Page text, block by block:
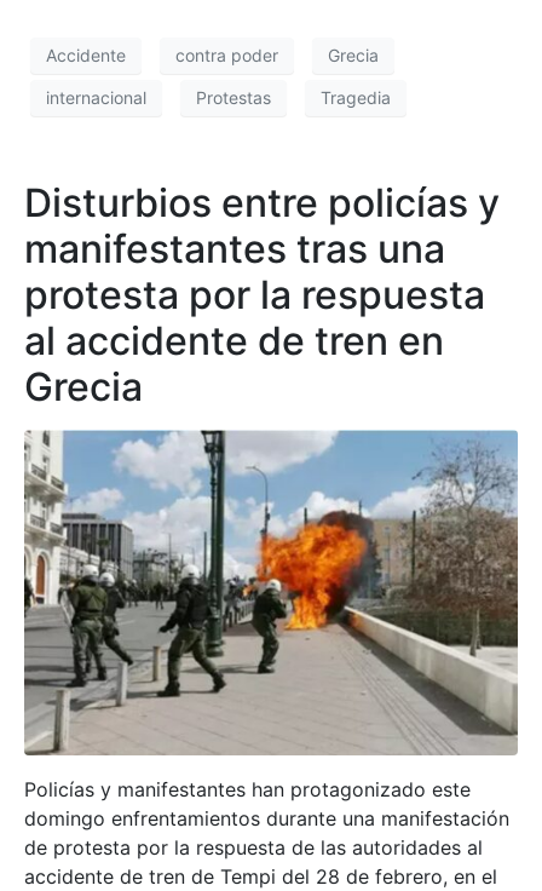
Accidente contra poder Grecia
internacional Protestas Tragedia
Disturbios entre policías y
manifestantes tras una
protesta por la respuesta
al accidente de tren en
Grecia
Policías y manifestantes han protagonizado este
domingo enfrentamientos durante una manifestación
de protesta por la respuesta de las autoridades al
accidente de tren de Tempi del 28 de febrero, en el